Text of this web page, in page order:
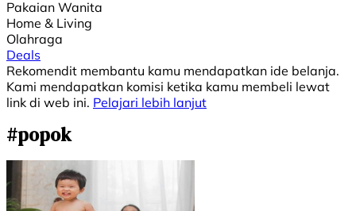
Pakaian Wanita
Home & Living
Olahraga
Deals
Rekomendit membantu kamu mendapatkan ide belanja.
Kami mendapatkan komisi ketika kamu membeli lewat
link di web ini. Pelajari lebih lanjut
#popok